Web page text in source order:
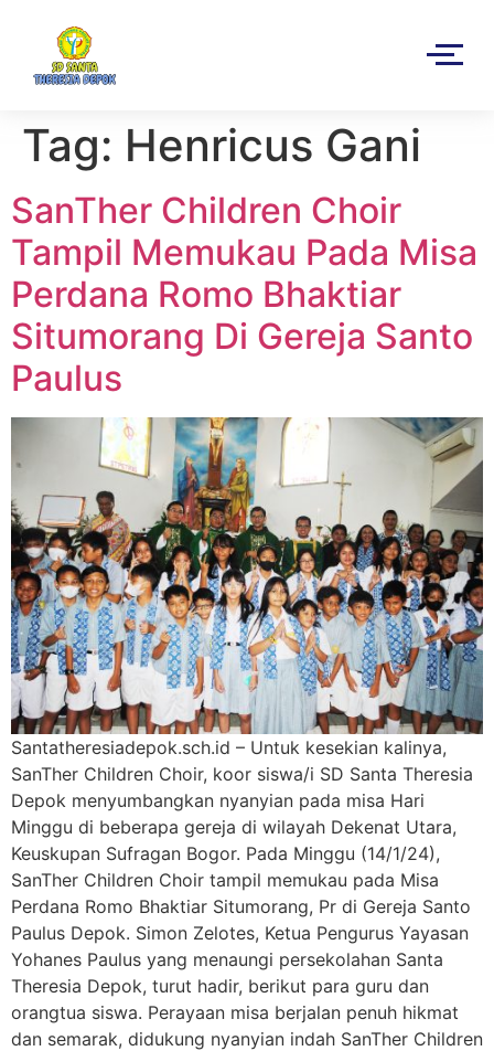
Tag: Henricus Gani
SanTher Children Choir
Tampil Memukau Pada Misa
Perdana Romo Bhaktiar
Situmorang Di Gereja Santo
Paulus
Santatheresiadepok.sch.id – Untuk kesekian kalinya,
SanTher Children Choir, koor siswa/i SD Santa Theresia
Depok menyumbangkan nyanyian pada misa Hari
Minggu di beberapa gereja di wilayah Dekenat Utara,
Keuskupan Sufragan Bogor. Pada Minggu (14/1/24),
SanTher Children Choir tampil memukau pada Misa
Perdana Romo Bhaktiar Situmorang, Pr di Gereja Santo
Paulus Depok. Simon Zelotes, Ketua Pengurus Yayasan
Yohanes Paulus yang menaungi persekolahan Santa
Theresia Depok, turut hadir, berikut para guru dan
orangtua siswa. Perayaan misa berjalan penuh hikmat
dan semarak, didukung nyanyian indah SanTher Children